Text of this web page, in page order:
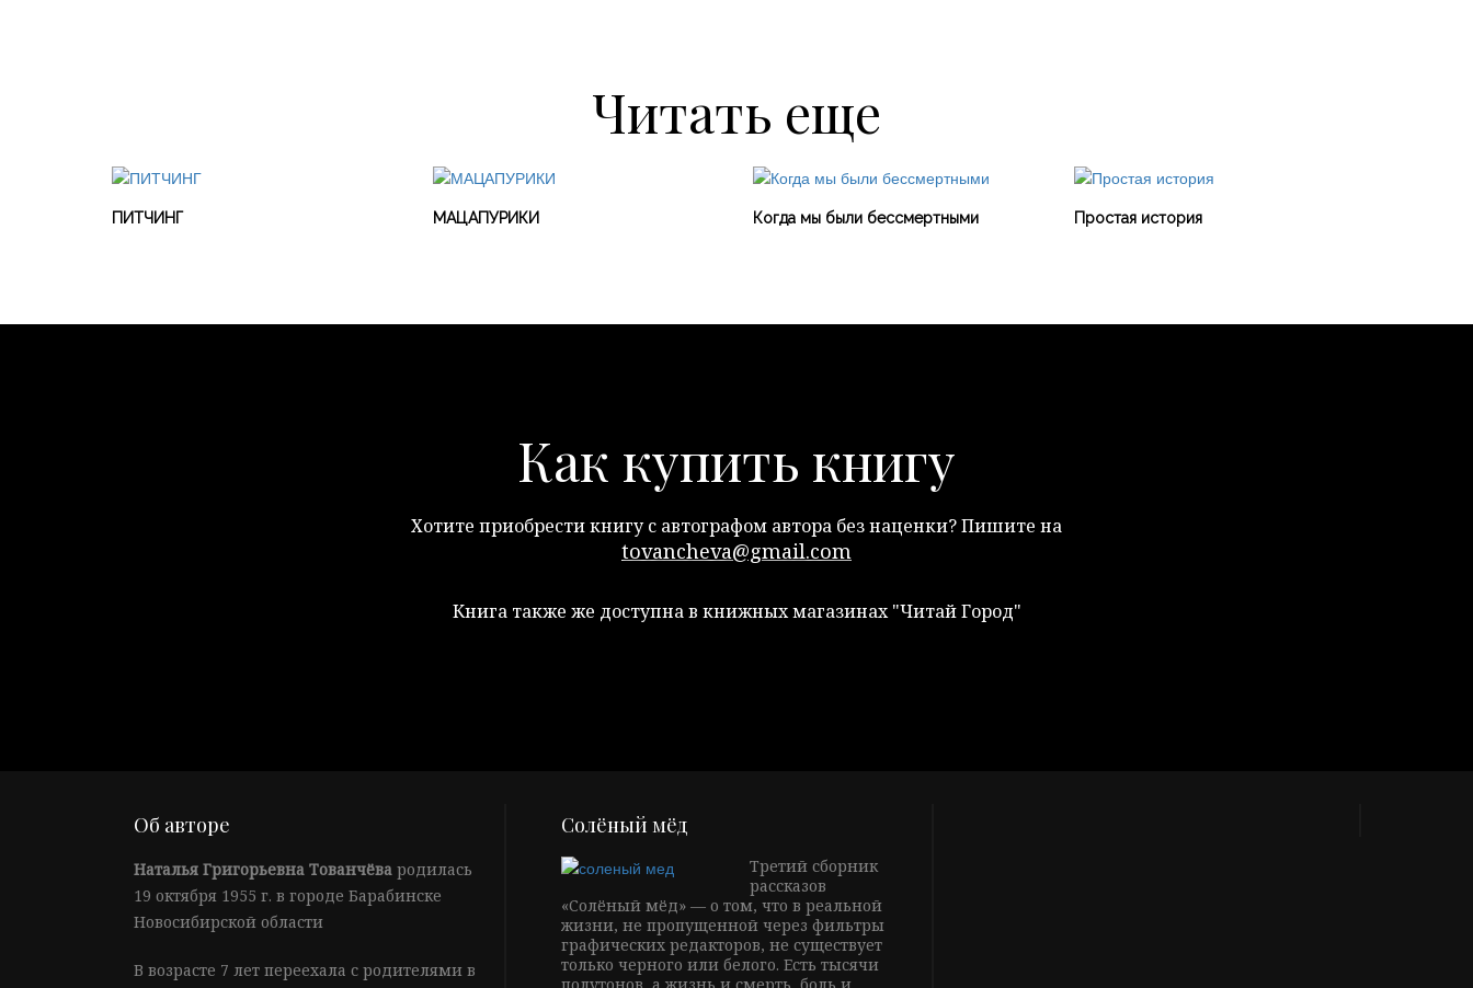
Читать еще
ПИТЧИНГ МАЦАПУРИКИ Когда мы были бессмертными Простая история
Как купить книгу
Хотите приобрести книгу с автографом автора без наценки? Пишите на
tovancheva@gmail.com
Книга также же доступна в книжных магазинах "Читай Город"
Об авторе
Наталья Григорьевна Тованчёва родилась
19 октября 1955 г. в городе Барабинске
Новосибирской области
В возрасте 7 лет переехала с родителями в
Солёный мёд
Третий сборник
рассказов
«Солёный мёд» — о том, что в реальной
жизни, не пропущенной через фильтры
графических редакторов, не существует
только черного или белого. Есть тысячи